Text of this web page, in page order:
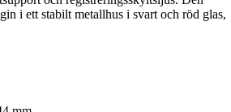
i ett stabilt metallhus i svart och röd glas,